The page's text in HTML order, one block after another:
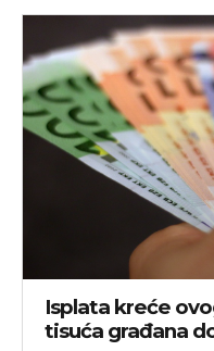
Isplata kreće
tisuća građana